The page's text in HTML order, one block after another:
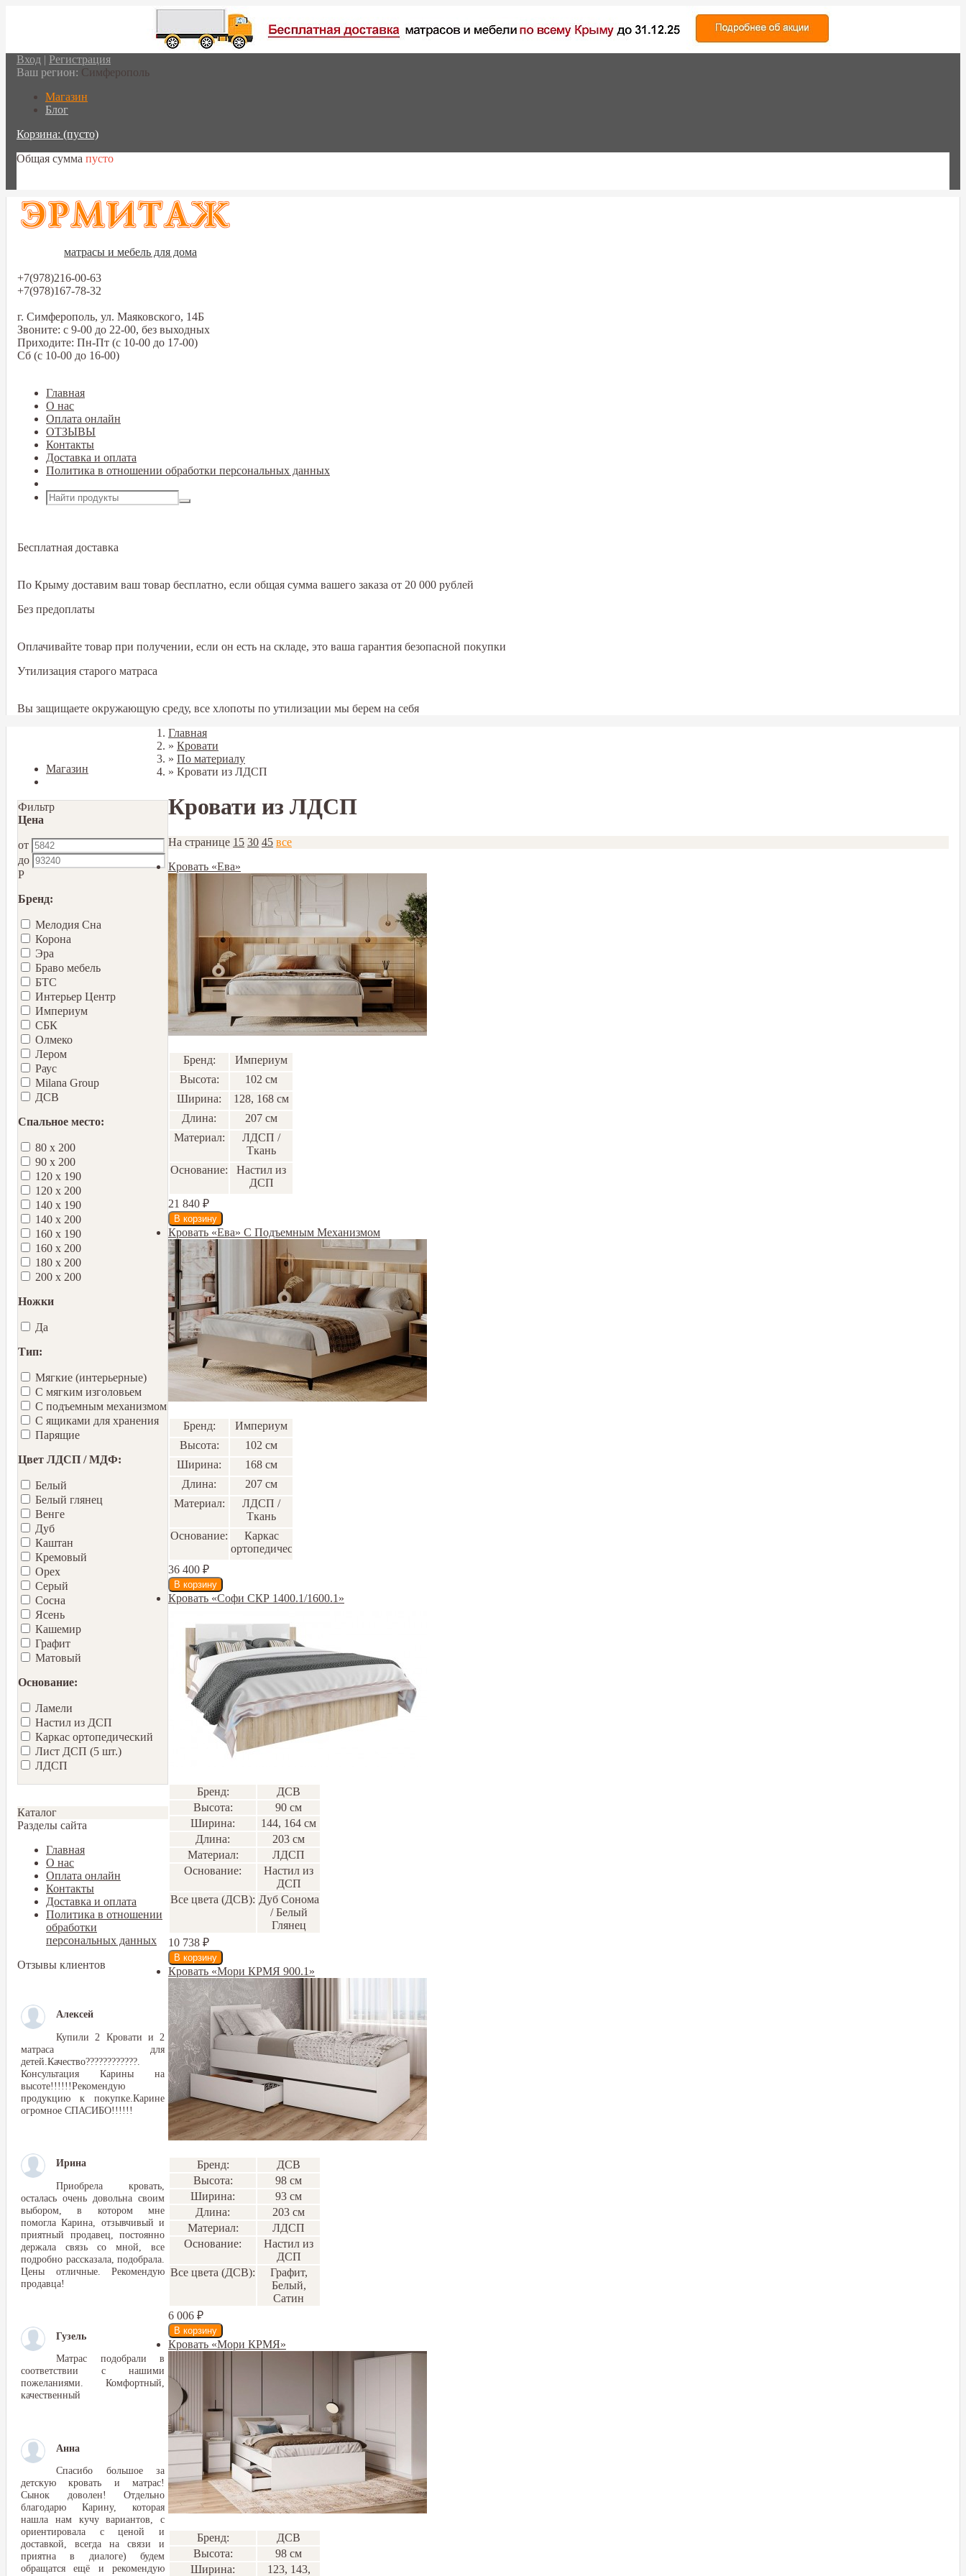
Вход | Регистрация
Ваш регион: Симферополь
Магазин
Блог
Корзина: (пусто)
Общая сумма пусто
матрасы и мебель для дома
+7(978)216-00-63
+7(978)167-78-32
г. Симферополь, ул. Маяковского, 14Б
Звоните: с 9-00 до 22-00, без выходных
Приходите: Пн-Пт (с 10-00 до 17-00)
Сб (с 10-00 до 16-00)
Главная
О нас
Оплата онлайн
ОТЗЫВЫ
Контакты
Доставка и оплата
Политика в отношении обработки персональных данных
Бесплатная доставка
По Крыму доставим ваш товар бесплатно, если общая сумма вашего заказа от 20 000 рублей
Без предоплаты
Оплачивайте товар при получении, если он есть на складе, это ваша гарантия безопасной покупки
Утилизация старого матраса
Вы защищаете окружающую среду, все хлопоты по утилизации мы берем на себя
Магазин
Фильтр
Цена
от
до
Р
Бренд:
Мелодия Сна
Корона
Эра
Браво мебель
БТС
Интерьер Центр
Империум
СБК
Олмеко
Лером
Раус
Milana Group
ДСВ
Спальное место:
80 х 200
90 х 200
120 х 190
120 х 200
140 х 190
140 х 200
160 х 190
160 х 200
180 х 200
200 х 200
Ножки
Да
Тип:
Мягкие (интерьерные)
С мягким изголовьем
С подъемным механизмом
С ящиками для хранения
Парящие
Цвет ЛДСП / МДФ:
Белый
Белый глянец
Венге
Дуб
Каштан
Кремовый
Орех
Серый
Сосна
Ясень
Кашемир
Графит
Матовый
Основание:
Ламели
Настил из ДСП
Каркас ортопедический
Лист ДСП (5 шт.)
ЛДСП
Каталог
Разделы сайта
Главная
О нас
Оплата онлайн
Контакты
Доставка и оплата
Политика в отношении
обработки
персональных данных
Отзывы клиентов
Алексей
Купили 2 Кровати и 2
матраса для
детей.Качество????????????.
Консультация Карины на
высоте!!!!!!Рекомендую
продукцию к покупке.Карине
огромное СПАСИБО!!!!!!
Ирина
Приобрела кровать,
осталась очень довольна своим
выбором, в котором мне
помогла Карина, отзывчивый и
приятный продавец, постоянно
держала связь со мной, все
подробно рассказала, подобрала.
Цены отличные. Рекомендую
продавца!
Гузель
Матрас подобрали в
соответствии с нашими
пожеланиями. Комфортный,
качественный
Анна
Спасибо большое за
детскую кровать и матрас!
Сынок доволен! Отдельно
благодарю Карину, которая
нашла нам кучу вариантов, с
ориентировала с ценой и
доставкой, всегда на связи и
приятна в диалоге) будем
обращатся ещё и рекомендую
Главная
» Кровати
» По материалу
» Кровати из ЛДСП
Кровати из ЛДСП
На странице 15 30 45 все
Кровать «Ева»
Бренд:
Империум
Высота:
102 см
Ширина:
128, 168 см
Длина:
207 см
Материал:
ЛДСП /
Ткань
Основание:
Настил из
ДСП
21 840 ₽
Кровать «Ева» С Подъемным Механизмом
Бренд:
Империум
Высота:
102 см
Ширина:
168 см
Длина:
207 см
Материал:
ЛДСП /
Ткань
Основание:
Каркас
ортопедический
36 400 ₽
Кровать «Софи СКР 1400.1/1600.1»
Бренд:
ДСВ
Высота:
90 см
Ширина:
144, 164 см
Длина:
203 см
Материал:
ЛДСП
Основание:
Настил из
ДСП
Все цвета (ДСВ): Дуб Сонома
/ Белый
Глянец
10 738 ₽
Кровать «Мори КРМЯ 900.1»
Бренд:
ДСВ
Высота:
98 см
Ширина:
93 см
Длина:
203 см
Материал:
ЛДСП
Основание:
Настил из
ДСП
Все цвета (ДСВ):
Графит,
Белый,
Сатин
6 006 ₽
Кровать «Мори КРМЯ»
Бренд:
ДСВ
Высота:
98 см
Ширина:
123, 143,